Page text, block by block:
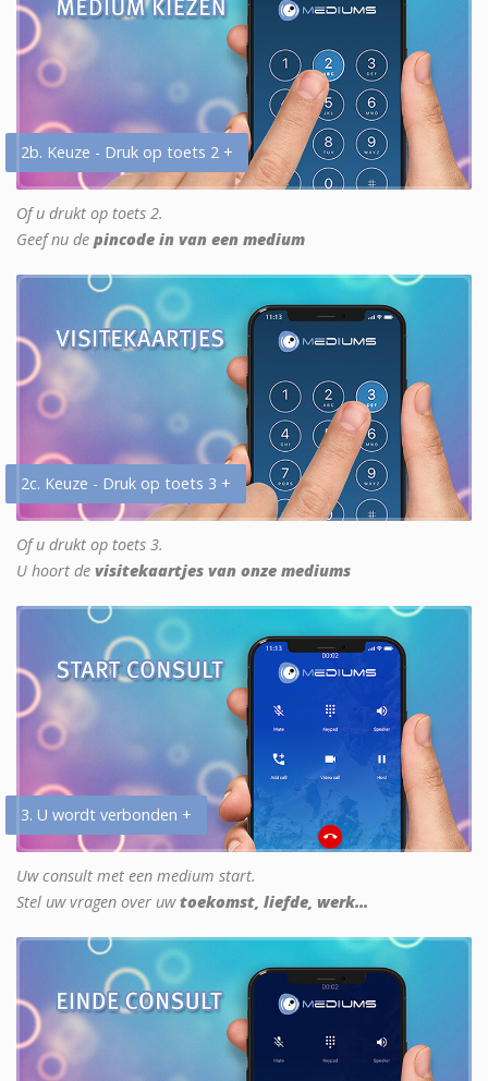
2b. Keuze - Druk op toets 2 +
Of u drukt op toets 2.
Geef nu de pincode in van een medium
2c. Keuze - Druk op toets 3 +
Of u drukt op toets 3.
U hoort de visitekaartjes van onze mediums
3. U wordt verbonden +
Uw consult met een medium start.
Stel uw vragen over uwtoekomst, liefde, werk...